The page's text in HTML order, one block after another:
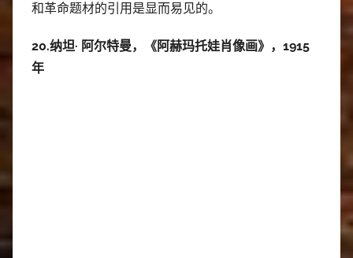
和革命题材的引用是显而易见的。
20.纳坦· 阿尔特曼，《阿赫玛托娃肖像画》，1915
年